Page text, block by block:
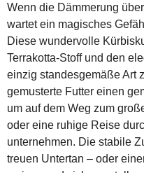
Wenn die Dämmerung
wartet ein magisches
Diese wundervolle
Terrakotta-Stoff und den
einzig standesgemäße Art
gemusterte Futter einen
um auf dem Weg zum
oder eine ruhige Reise
unternehmen. Die stabile
treuen Untertan – oder